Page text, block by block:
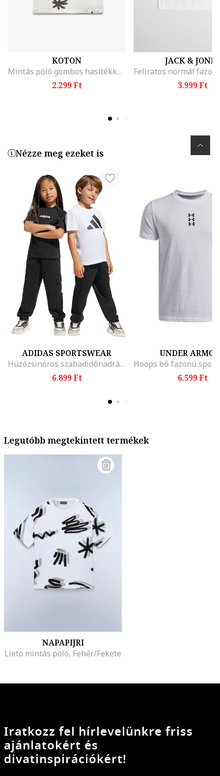
KOTON
Mintás póló gombos hasítékkal, Sötétbarna/Törtfehér
2.299 Ft
JACK & JONES
3.999 Ft
Nézze meg ezeket is
ADIDAS SPORTSWEAR
Húzózsinóros szabadidőnadrág zsebekkel, Fekete/Fehér
6.899 Ft
UNDER
6.599 Ft
Legutóbb megtekintett termékek
NAPAPIJRI
Lieto mintás póló, Fehér/Fekete
Iratkozz fel hírlevelünkre friss
ajánlatokért és
divatinspirációkért!